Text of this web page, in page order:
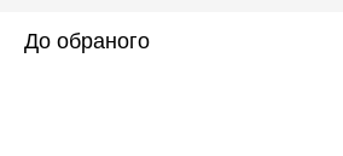
До обраного